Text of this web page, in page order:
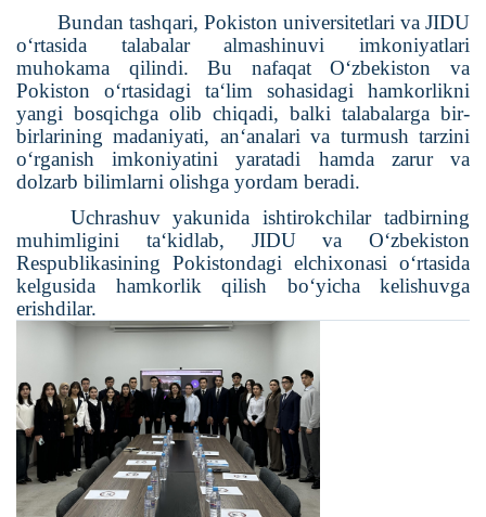
Bundan tashqari, Pokiston universitetlari va JIDU
o‘rtasida talabalar almashinuvi imkoniyatlari
muhokama qilindi.Bu nafaqat O‘zbekiston va
Pokiston o‘rtasidagi ta‘lim sohasidagi hamkorlikni
yangi bosqichga olib chiqadi, balki talabalarga bir-
birlarining madaniyati, an‘analari va turmush tarzini
o‘rganish imkoniyatini yaratadi hamda zarur va
dolzarb bilimlarni olishga yordam beradi.
Uchrashuvyakunida ishtirokchilar tadbirning
muhimligini ta‘kidlab, JIDU va O‘zbekiston
Respublikasining Pokistondagi elchixonasi o‘rtasida
kelgusida hamkorlik qilish bo‘yicha kelishuvga
erishdilar.